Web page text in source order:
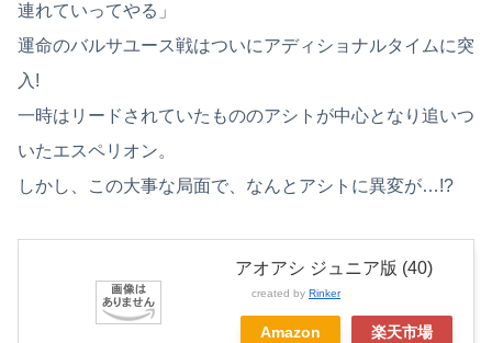
連れていってやる」
運命のバルサユース戦はついにアディショナルタイムに突
入!
一時はリードされていたもののアシトが中心となり追いつ
いたエスペリオン。
しかし、この大事な局面で、なんとアシトに異変が…!?
アオアシ ジュニア版 (40)
created by Rinker
Amazon 楽天市場